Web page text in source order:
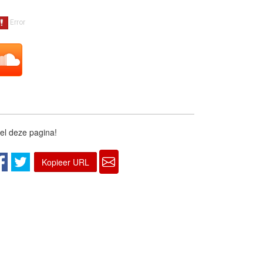
deze pagina!
Kopieer URL